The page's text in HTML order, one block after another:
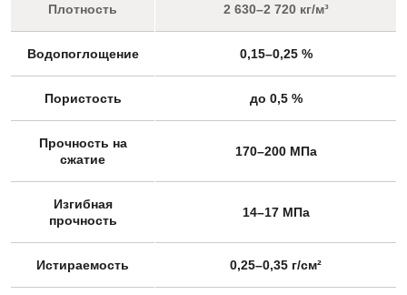
Плотность 2 630–2 720 кг/м³
Водопоглощение 0,15–0,25 %
Пористость до 0,5 %
Прочность на
сжатие
170–200 МПа
Изгибная
прочность
14–17 МПа
Истираемость 0,25–0,35 г/см²